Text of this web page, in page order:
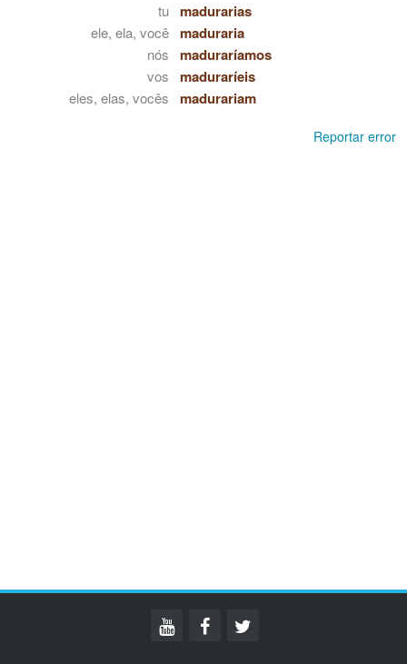
tu madurarias
ele, ela, você maduraria
nós maduraríamos
vos maduraríeis
eles, elas, vocês madurariam
Reportar error